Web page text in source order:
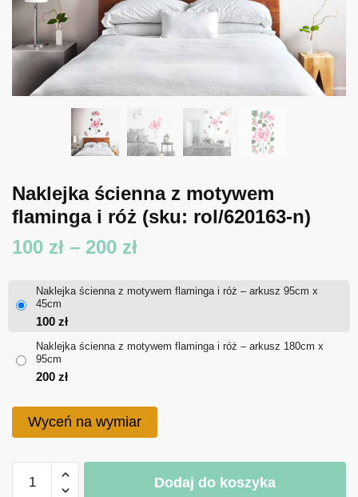
Naklejka ścienna z motywem
flaminga i róż (sku: rol/620163-n)
100 zł – 200 złZakres
100 zł
Naklejka ścienna z motywem flaminga i róż – arkusz 95cm x
45cm
100 zł
Naklejka ścienna z motywem flaminga i róż – arkusz 180cm x
95cm
200 zł
Wyceń na wymiar
Naklejka
Dodaj do koszyka